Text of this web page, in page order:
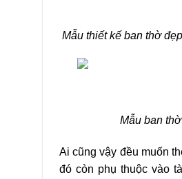
Mẫu thiết kế ban thờ
Mẫu ban
Ai cũng vậy đều muốn
đó còn phụ thuộc vào